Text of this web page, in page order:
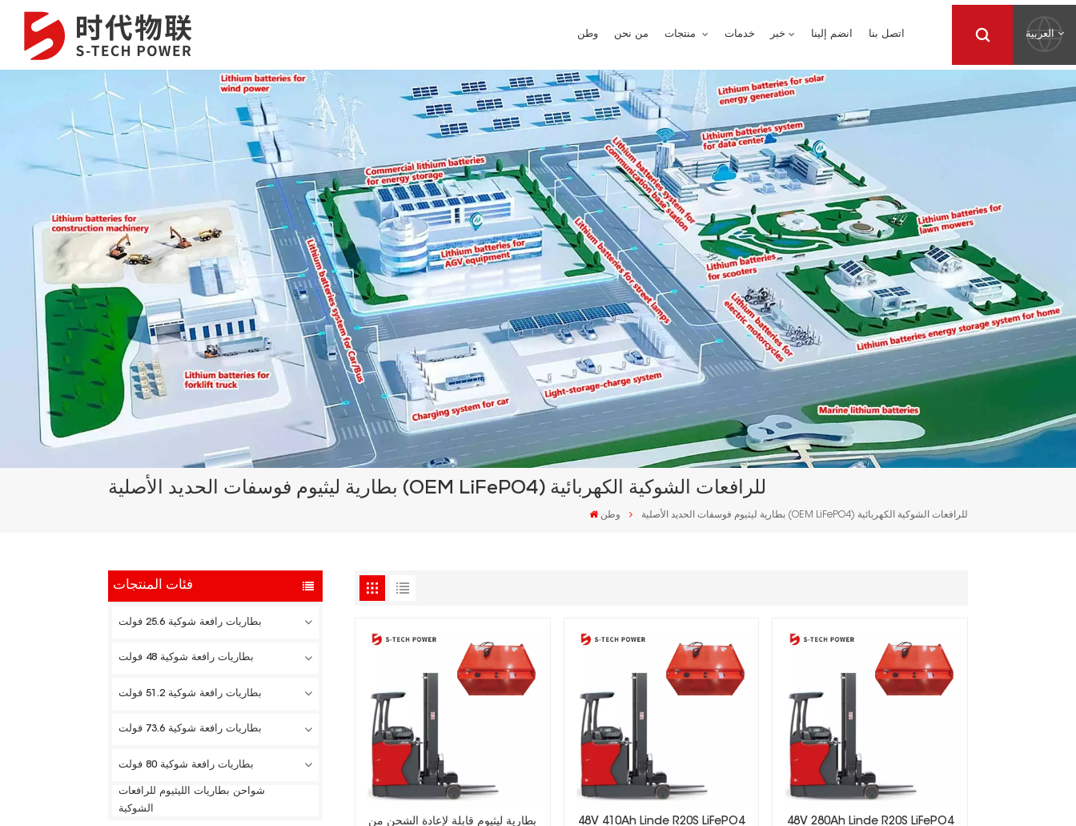
وطن من نحن خدمات خبر انضم إلينا اتصل بنا العربية
بطارية ليثيوم فوسفات الحديد الأصلية (OEM LiFePO4) للرافعات الشوكية الكهربائية
وطن بطارية ليثيوم فوسفات الحديد الأصلية (OEM LiFePO4) للرافعات الشوكية الكهربائية
فئات المنتجات
بطاريات رافعة شوكية 25.6 فولت
بطاريات رافعة شوكية 48 فولت
بطاريات رافعة شوكية 51.2 فولت
بطاريات رافعة شوكية 73.6 فولت
بطاريات رافعة شوكية 80 فولت
شواحن بطاريات الليثيوم للرافعات
الشوكية
بطارية ليثيوم قابلة لإعادة الشحن من
48V 410Ah Linde R20S LiFePO4
48V 280Ah Linde R20S LiFePO4